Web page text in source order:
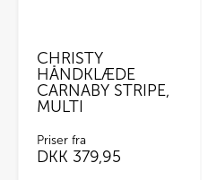
CHRISTY
HÅNDKLÆDE
CARNABY STRIPE,
MULTI
Priser fra
DKK 379,95